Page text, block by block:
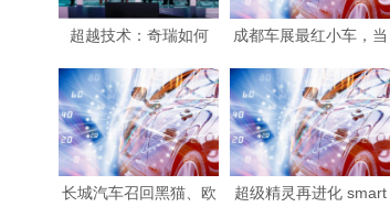
超越技术：奇瑞如何
用“更懂你”重新定
成都车展最红小车，当
属奇瑞全新QQ5
长城汽车召回黑猫、欧
超级精灵再进化 smart